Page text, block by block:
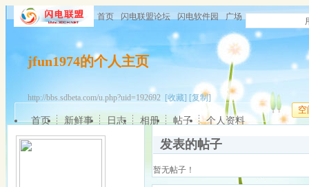
首页 闪电联盟论坛 闪电软件园 广场
jfun1974的个人主页
http://bbs.sdbeta.com/u.php?uid=192692 [收藏] [复制]
空
首页 新鲜事 日志 相册 帖子 个人资料
发表的帖子
暂无帖子！